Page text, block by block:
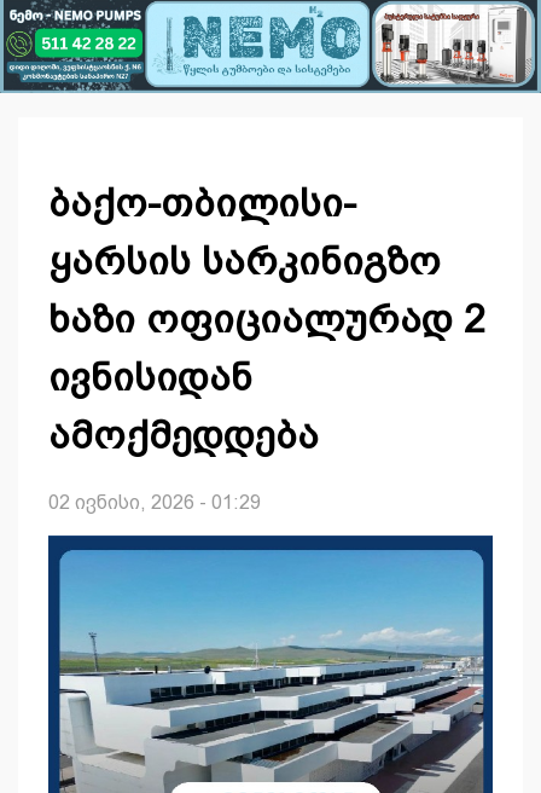
ბაქო-თბილისი-
ყარსის სარკინიგზო
ხაზი ოფიციალურად 2
ივნისიდან
ამოქმედდება
02 ივნისი, 2026 - 01:29